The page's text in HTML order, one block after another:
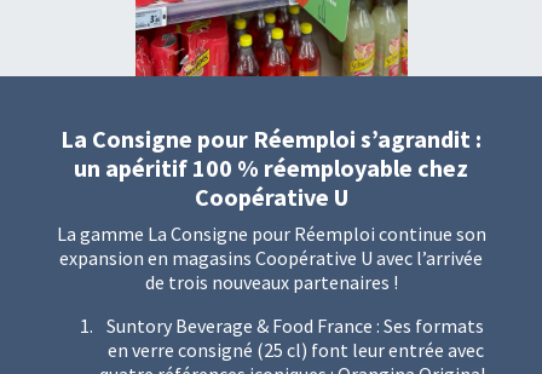
La Consigne pour Réemploi s’agrandit :
un apéritif 100 % réemployable chez
Coopérative U
La gamme La Consigne pour Réemploi continue son
expansion en magasins Coopérative U avec l’arrivée
de trois nouveaux partenaires !
Suntory Beverage & Food France : Ses formats
en verre consigné (25 cl) font leur entrée avec